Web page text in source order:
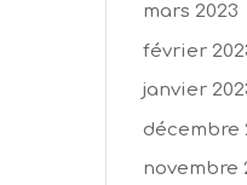
mars 2023
février
janvier
décembre
novembre